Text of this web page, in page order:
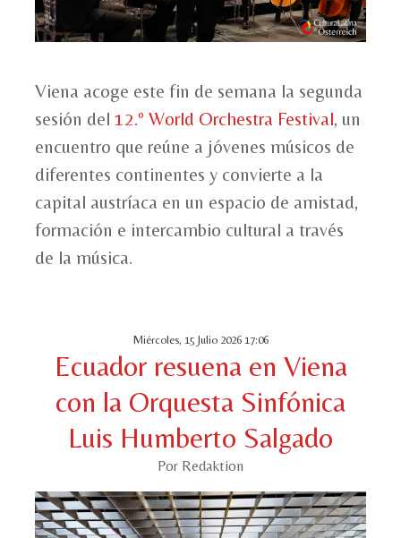
Viena acoge este fin de semana la segunda
sesión del 12.º World Orchestra Festival, un
encuentro que reúne a jóvenes músicos de
diferentes continentes y convierte a la
capital austríaca en un espacio de amistad,
formación e intercambio cultural a través
de la música.
Miércoles, 15 Julio 2026 17:06
Ecuador resuena en Viena
con la Orquesta Sinfónica
Luis Humberto Salgado
Por Redaktion